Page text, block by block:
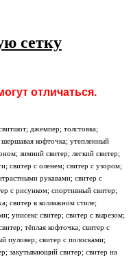
сетку
отличаться.
джемпер; толстовка;
кофточка; утепленный
зимний свитер; легкий свитер;
свитер с оленем; свитер с узором;
рукавами; свитер с
с рисунком; спортивный свитер;
свитер в коллажном стиле;
унисекс свитер; свитер с вырезом;
тёплая кофточка; свитер с
пуловер; свитер с полосками;
закутывающий свитер; свитер на